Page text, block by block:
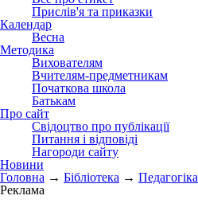
Прислів'я та приказки
Календар
Весна
Методика
Вихователям
Вчителям-предметникам
Початкова школа
Батькам
Про сайт
Свідоцтво про публікації
Питання і відповіді
Нагороди сайту
Новини
Головна → Бібліотека → Педагогіка
Реклама